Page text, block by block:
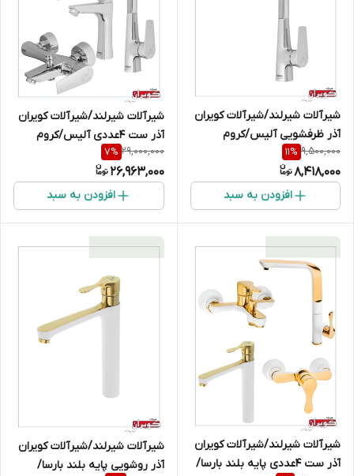
شیرآلات شیرلند/شیرآلات کویران
آذر ظرفشویی آلیس/کروم
9,500,000
11%
8,418,000
افزودن به سبد
شیرآلات شیرلند/شیرآلات کویران
آذر ست 4عددی آلیس/کروم
29,000,000
7%
26,963,000
افزودن به سبد
شیرآلات شیرلند/شیرآلات کویران
آذر ست 4عددی پایه بلند بارسا/
شیرآلات شیرلند/شیرآلات کویران
آذر روشویی پایه بلند بارسا/